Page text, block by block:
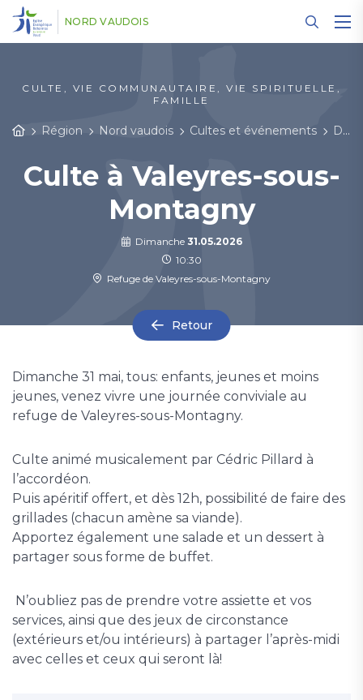
NORD VAUDOIS
CULTE, VIE COMMUNAUTAIRE, VIE SPIRITUELLE,
FAMILLE
Région Nord vaudois Cultes et événements Détail des événements
Culte à Valeyres-sous-
Montagny
Dimanche 31.05.2026
10:30
Refuge de Valeyres-sous-Montagny
Retour
Dimanche 31 mai, tous: enfants, jeunes et moins
jeunes, venez vivre une journée conviviale au
refuge de Valeyres-sous-Montagny.
Culte animé musicalement par Cédric Pillard à
l’accordéon.
Puis apéritif offert, et dès 12h, possibilité de faire des
grillades (chacun amène sa viande).
Apportez également une salade et un dessert à
partager sous forme de buffet.
N’oubliez pas de prendre votre assiette et vos
services, ainsi que des jeux de circonstance
(extérieurs et/ou intérieurs) à partager l’après-midi
avec celles et ceux qui seront là!
Panneau de gestion des cookies